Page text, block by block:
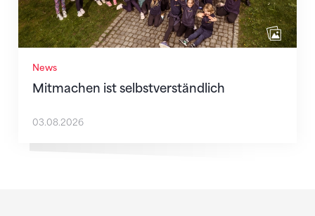
News
Mitmachen ist selbstverständlich
03.08.2026